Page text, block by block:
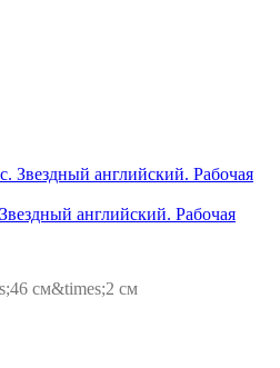
английский. Рабочая
см&times;2 см